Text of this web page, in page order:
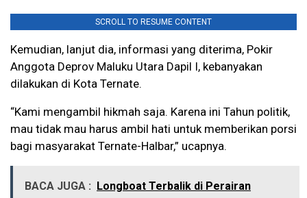
SCROLL TO RESUME CONTENT
Kemudian, lanjut dia, informasi yang diterima, Pokir
Anggota Deprov Maluku Utara Dapil I, kebanyakan
dilakukan di Kota Ternate.
“Kami mengambil hikmah saja. Karena ini Tahun politik,
mau tidak mau harus ambil hati untuk memberikan porsi
bagi masyarakat Ternate-Halbar,” ucapnya.
BACA JUGA :
Longboat Terbalik di Perairan